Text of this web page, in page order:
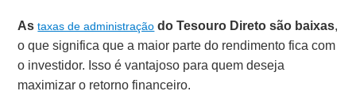
Astaxas de administração do Tesouro Direto são baixas,
o que significa que a maior parte do rendimento fica com
o investidor. Isso é vantajoso para quem deseja
maximizar o retorno financeiro.